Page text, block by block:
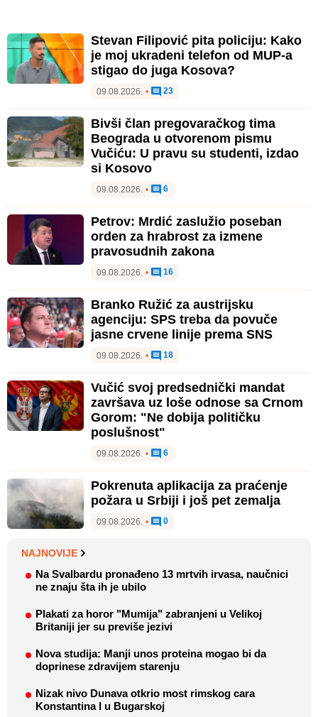
Stevan Filipović pita policiju: Kako
je moj ukradeni telefon od MUP-a
stigao do juga Kosova?
09.08.2026. • 23
Bivši član pregovaračkog tima
Beograda u otvorenom pismu
Vučiću: U pravu su studenti, izdao
si Kosovo
09.08.2026. • 6
Petrov: Mrdić zaslužio poseban
orden za hrabrost za izmene
pravosudnih zakona
09.08.2026. • 16
Branko Ružić za austrijsku
agenciju: SPS treba da povuče
jasne crvene linije prema SNS
09.08.2026. • 18
Vučić svoj predsednički mandat
završava uz loše odnose sa Crnom
Gorom: "Ne dobija političku
poslušnost"
09.08.2026. • 6
Pokrenuta aplikacija za praćenje
požara u Srbiji i još pet zemalja
09.08.2026. • 0
NAJNOVIJE
Na Svalbardu pronađeno 13 mrtvih irvasa, naučnici
ne znaju šta ih je ubilo
Plakati za horor "Mumija" zabranjeni u Velikoj
Britaniji jer su previše jezivi
Nova studija: Manji unos proteina mogao bi da
doprinese zdravijem starenju
Nizak nivo Dunava otkrio most rimskog cara
Konstantina I u Bugarskoj